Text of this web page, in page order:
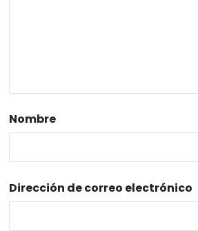
Nombre
Dirección de correo electrónico